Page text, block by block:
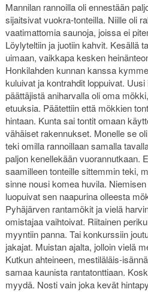
Mannilan rannoilla oli ennestään
sijaitsivat vuokra-tonteilla. Niille oli
vaatimattomia saunoja, joissa ei
Löylyteltiin ja juotiin kahvit. Kesällä
uimaan, vaikkapa kesken
Honkilahden kunnan kanssa
kuluivat ja kontrahdit loppuivat.
päättäjistä aniharvalla oli oma
etuuksia. Päätettiin että mökkien
hintaan. Kunta sai tontit omaan
vähäiset rakennukset. Monelle se
teki omilla rannoillaan samalla
paljon kenellekään vuorannutkaan.
saamilleen tonteille sittemmin teki,
sinne nousi komea huvila.
luopuivat sen naapurina olleesta
Pyhäjärven rantamökit ja vielä
omistajaa vaihtoivat. Riitainen
myyntiin panna. Tai konkurssiin
jakajat. Muistan ajalta, jolloin vielä
Kutkun ahteineen, mestiläläis-
samaa kaunista rantatonttiaan.
myydä. Nosti vain joka kevät